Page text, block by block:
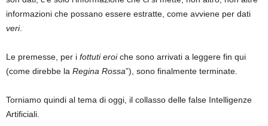
informazioni che possano essere estratte, come avviene per dati
veri.
Le premesse, per i fottuti eroiche sono arrivati a leggere fin qui
(come direbbe la Regina Rossa”), sono finalmente terminate.
Torniamo quindi al tema di oggi, il collasso delle false Intelligenze
Artificiali.